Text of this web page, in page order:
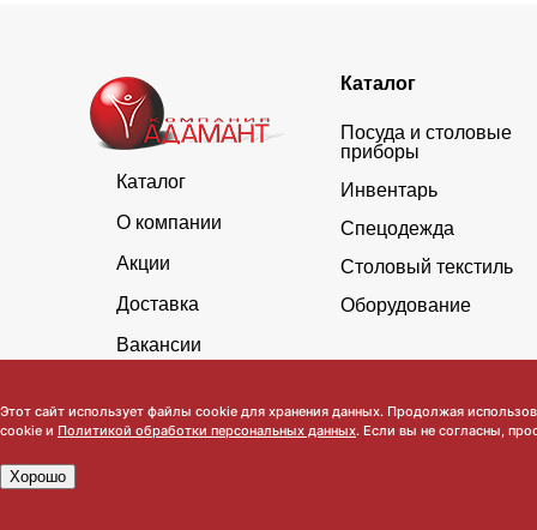
Каталог
О компании
Акции
Доставка
Вакансии
Каталог
Посуда и столовые
приборы
Инвентарь
Спецодежда
Столовый текстиль
Оборудование
Обратите внимание, что данный сайт носит исключительно
Этот сайт использует файлы cookie для хранения данных. Продолжая
cookie и Политикой обработки персональных данных. Если вы не согласны,
Хорошо